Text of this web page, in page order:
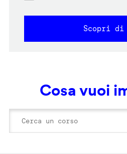
Scopri di
Cosa vuoi